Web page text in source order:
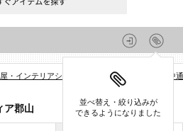
並べ替え・絞り込みが
できるようになりました
・インテリアショップを探す > 中
ア郡山